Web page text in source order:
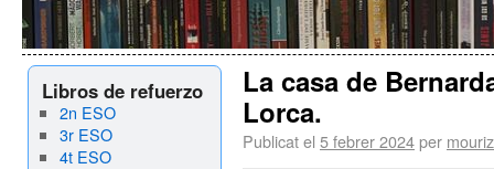
Libros de refuerzo
2n ESO
3r ESO
4t ESO
La casa de
Lorca.
Publicat el 5 febrer 2024per